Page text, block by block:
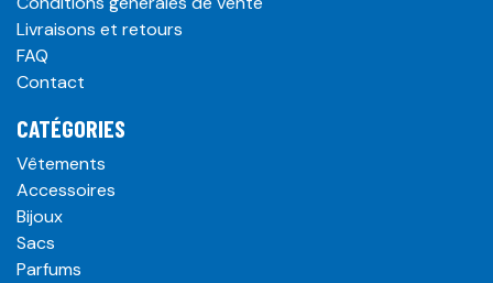
Livraisons et retours
FAQ
Contact
CATÉGORIES
Vêtements
Accessoires
Bijoux
Sacs
Parfums